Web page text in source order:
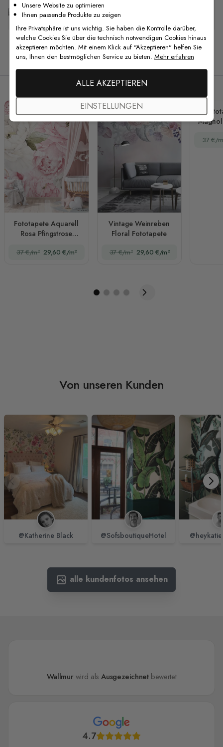
Kostenlose Anpassung
Verwandte Produkte
Fototapete Aquarell
Rosa Pfingstrose
Kinderzimmer
37 €/m² 29,60 €/m²
Vintage Weinreben
Floral Fototapete
37 €/m² 29,60 €/m²
37 €/
Von unseren Kunden
@Katherine Black @SofsboutiqueHotel
alle kundenfotos ansehen
Wallmur wird alsAusgezeichnetbewertet
4.7
Unsere Website zu optimieren
Ihnen passende Produkte zu zeigen
Ihre Privatsphäre ist uns wichtig. Sie haben die Kontrolle darüber,
welche Cookies Sie über die technisch notwendigen Cookies hinaus
akzeptieren möchten. Mit einem Klick auf "Akzeptieren" helfen Sie
uns, Ihnen den bestmöglichen Service zu bieten. Mehr erfahren
ALLE AKZEPTIEREN
EINSTELLUNGEN